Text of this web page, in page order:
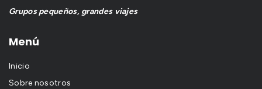
Grupos pequeños, grandes viajes
Menú
Inicio
Sobre nosotros